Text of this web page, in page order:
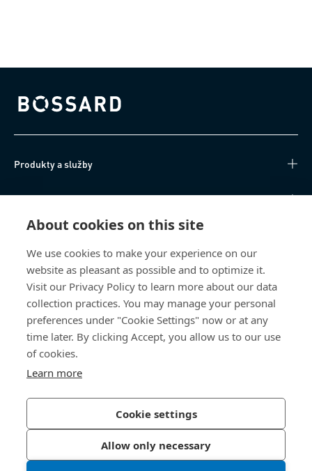
About cookies on this site
We use cookies to make your experience on our
website as pleasant as possible and to optimize it.
Visit our Privacy Policy to learn more about our data
collection practices. You may manage your personal
preferences under "Cookie Settings" now or at any
time later. By clicking Accept, you allow us to our use
of cookies.
Learn more
Cookie settings
Allow only necessary
Bossard homepage
Produkty a služby
Technické informace
O nás
Bossard Česká republika
Tuřanka 1519/115a
627 00 Brno
Zásady ochrany osobních údajů